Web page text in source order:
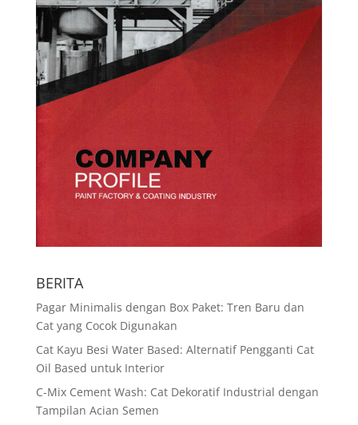
BERITA
Pagar Minimalis dengan Box Paket: Tren Baru dan
Cat yang Cocok Digunakan
Cat Kayu Besi Water Based: Alternatif Pengganti Cat
Oil Based untuk Interior
C-Mix Cement Wash: Cat Dekoratif Industrial dengan
Tampilan Acian Semen